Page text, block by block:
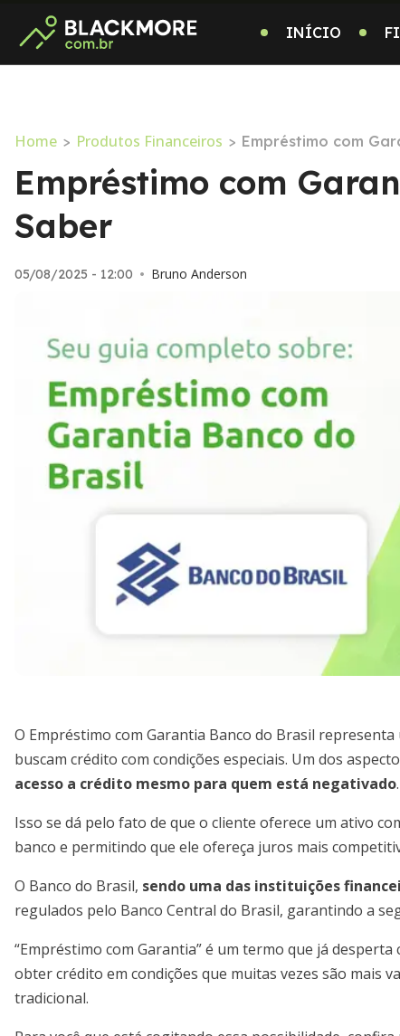
INÍCIO
Home > Produtos Financeiros > Empréstimo com
Empréstimo com
Saber
05/08/2025 - 12:00 • Bruno Anderson
O Empréstimo com Garantia Banco do Brasil
buscam crédito com condições especiais. Um dos
acesso a crédito mesmo para quem está negativado.
Isso se dá pelo fato de que o cliente oferece um ativo
banco e permitindo que ele ofereça juros mais
O Banco do Brasil, sendo uma das instituições
regulados pelo Banco Central do Brasil, garantindo a
“Empréstimo com Garantia” é um termo que já
obter crédito em condições que muitas vezes são mais
tradicional.